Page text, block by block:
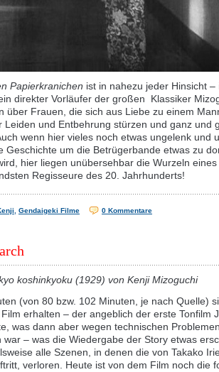
Papierkranichen ist in nahezu jeder Hinsicht –
direkter Vorläufer der großen Klassiker
über Frauen, die sich aus Liebe zu einem
Leiden und Entbehrung stürzen und ganz und
wenn hier vieles noch etwas ungelenk und
Geschichte um die Betrügerbande etwas zu
hier liegen unübersehbar die Wurzeln eines
Regisseure des 20. Jahrhunderts!
Gendaigeki Filme 0 Kommentare
koshinkyoku (1929) von Kenji Mizoguchi
(von 80 bzw. 102 Minuten, je nach Quelle)
erhalten – der angeblich der erste Tonfilm
was dann aber wegen technischen
war – was die Wiedergabe der Story etwas
alle Szenen, in denen die von Takako
verloren. Heute ist von dem Film noch die